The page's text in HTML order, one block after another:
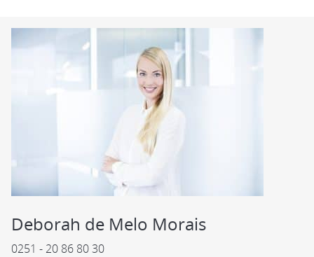
Deborah de Melo Morais
0251 - 20 86 80 30